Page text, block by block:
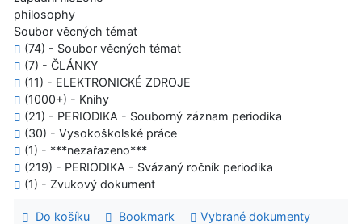
philosophy
Soubor věcných témat
(74) - Soubor věcných témat
(7) - ČLÁNKY
(11) - ELEKTRONICKÉ ZDROJE
(1000+) - Knihy
(21) - PERIODIKA - Souborný záznam periodika
(30) - Vysokoškolské práce
(1) - ***nezařazeno***
(219) - PERIODIKA - Svázaný ročník periodika
(1) - Zvukový dokument
Do košíku Bookmark Vybrané dokumenty